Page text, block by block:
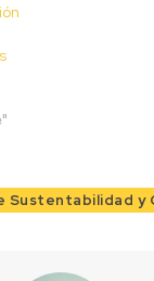
Sustentabilidad y